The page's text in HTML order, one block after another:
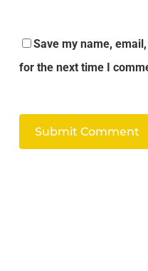
Save my name,
for the next time I